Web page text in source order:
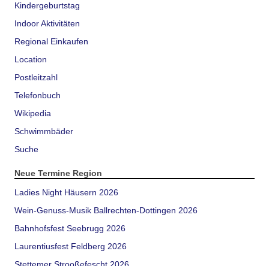
Kindergeburtstag
Indoor Aktivitäten
Regional Einkaufen
Location
Postleitzahl
Telefonbuch
Wikipedia
Schwimmbäder
Suche
Neue Termine Region
Ladies Night Häusern 2026
Wein-Genuss-Musik Ballrechten-Dottingen 2026
Bahnhofsfest Seebrugg 2026
Laurentiusfest Feldberg 2026